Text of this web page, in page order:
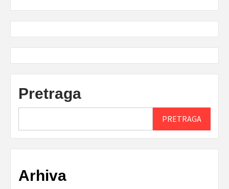
Pretraga
PRETRAGA
Arhiva